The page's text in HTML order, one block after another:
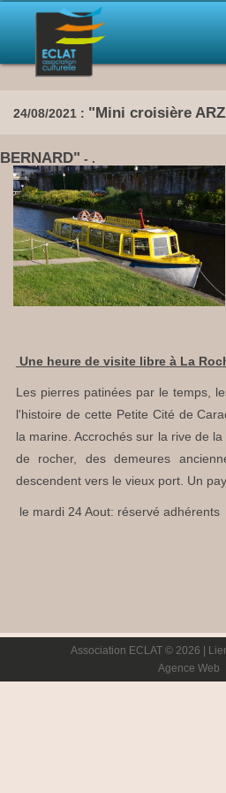
24/08/2021 : "Mini croisière
BERNARD" - .
Une heure de visite libre à La
Les pierres patinées par le temps,
l'histoire de cette Petite Cité de
la marine. Accrochés sur la rive de
de rocher, des demeures
descendent vers le vieux port. Un
le mardi 24 Aout: réservé adhérents
Association ECLAT © 2026 |
Agence Web